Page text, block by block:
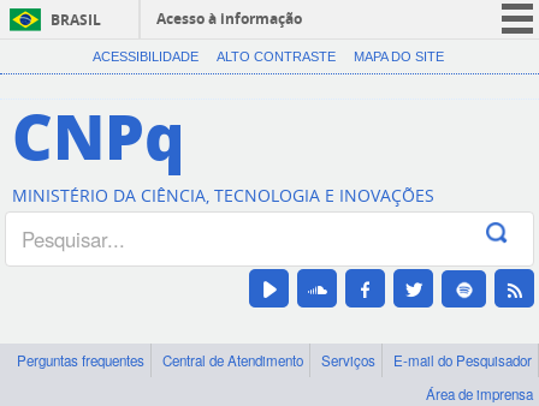
BRASIL
Acesso à informação
CORONAVÍRUS (COVID-19)
Canais
ACESSIBILIDADE ALTO CONTRASTE MAPA DO SITE
CNPq
MINISTÉRIO DA CIÊNCIA, TECNOLOGIA E INOVAÇÕES
Perguntas frequentes Central de Atendimento Serviços
E-mail do Pesquisador
Área de imprensa